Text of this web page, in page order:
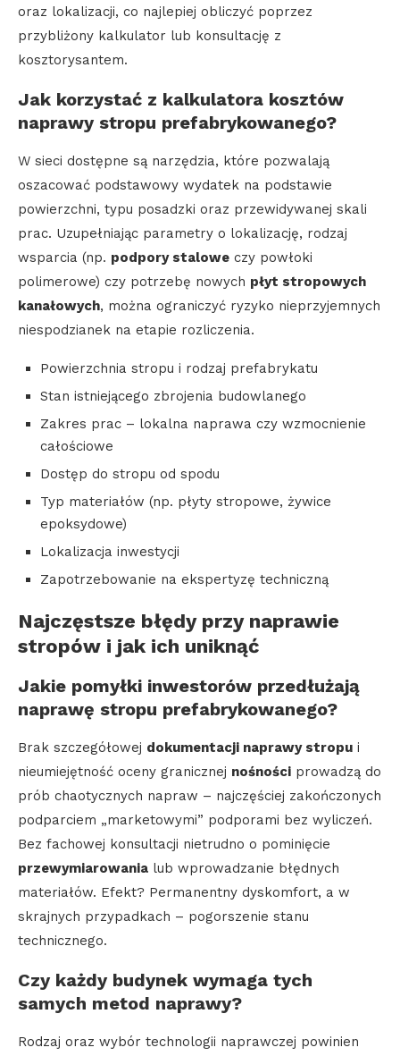
oraz lokalizacji, co najlepiej obliczyć poprzez
przybliżony kalkulator lub konsultację z
kosztorysantem.
Jak korzystać z kalkulatora kosztów
naprawy stropu prefabrykowanego?
W sieci dostępne są narzędzia, które pozwalają
oszacować podstawowy wydatek na podstawie
powierzchni, typu posadzki oraz przewidywanej skali
prac. Uzupełniając parametry o lokalizację, rodzaj
wsparcia (np. podpory stalowe czy powłoki
polimerowe) czy potrzebę nowych płyt stropowych
kanałowych, można ograniczyć ryzyko nieprzyjemnych
niespodzianek na etapie rozliczenia.
Powierzchnia stropu i rodzaj prefabrykatu
Stan istniejącego zbrojenia budowlanego
Zakres prac – lokalna naprawa czy wzmocnienie
całościowe
Dostęp do stropu od spodu
Typ materiałów (np. płyty stropowe, żywice
epoksydowe)
Lokalizacja inwestycji
Zapotrzebowanie na ekspertyzę techniczną
Najczęstsze błędy przy naprawie
stropów i jak ich uniknąć
Jakie pomyłki inwestorów przedłużają
naprawę stropu prefabrykowanego?
Brak szczegółowej dokumentacji naprawy stropu i
nieumiejętność oceny granicznej nośności prowadzą do
prób chaotycznych napraw – najczęściej zakończonych
podparciem „marketowymi” podporami bez wyliczeń.
Bez fachowej konsultacji nietrudno o pominięcie
przewymiarowania lub wprowadzanie błędnych
materiałów. Efekt? Permanentny dyskomfort, a w
skrajnych przypadkach – pogorszenie stanu
technicznego.
Czy każdy budynek wymaga tych
samych metod naprawy?
Rodzaj oraz wybór technologii naprawczej powinien